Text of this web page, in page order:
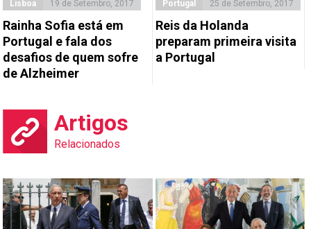
Lisboa 19 de Setembro, 2017
Rainha Sofia está em
Portugal e fala dos
desafios de quem sofre
de Alzheimer
Portugal 25 de Setembro, 2017
Reis da Holanda
preparam primeira visita
a Portugal
Artigos
Relacionados